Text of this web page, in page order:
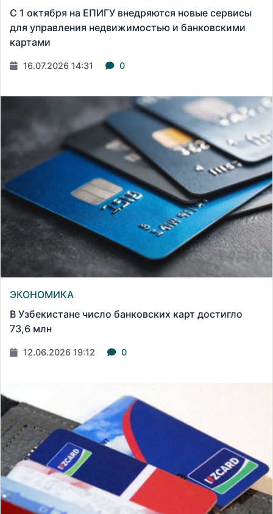
С 1 октября на ЕПИГУ внедряются новые сервисы
для управления недвижимостью и банковскими
картами
16.07.2026 14:31 0
ЭКОНОМИКА
В Узбекистане число банковских карт достигло
73,6 млн
12.06.2026 19:12 0